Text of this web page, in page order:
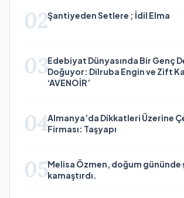
02Şantiyeden Setlere ; İdil Elma
03Edebiyat Dünyasında Bir Genç
Doğuyor: Dilruba Engin ve Zift
‘AVENOİR’
04Almanya’da Dikkatleri Üzerine
Firması: Taşyapı
05Melisa Özmen, doğum gününde
kamaştırdı.